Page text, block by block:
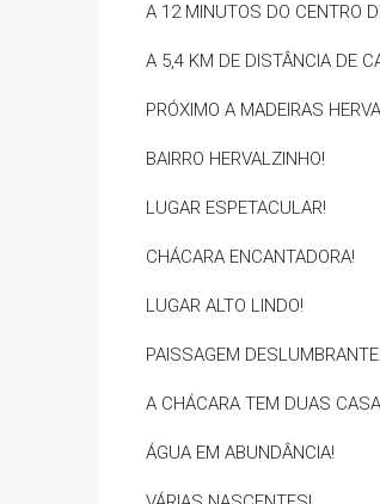
A 12 MINUTOS DO CENTRO
A 5,4 KM DE DISTÂNCIA DE
PRÓXIMO A MADEIRAS
BAIRRO HERVALZINHO!
LUGAR ESPETACULAR!
CHÁCARA ENCANTADORA!
LUGAR ALTO LINDO!
PAISSAGEM
A CHÁCARA TEM DUAS
ÁGUA EM ABUNDÂNCIA!